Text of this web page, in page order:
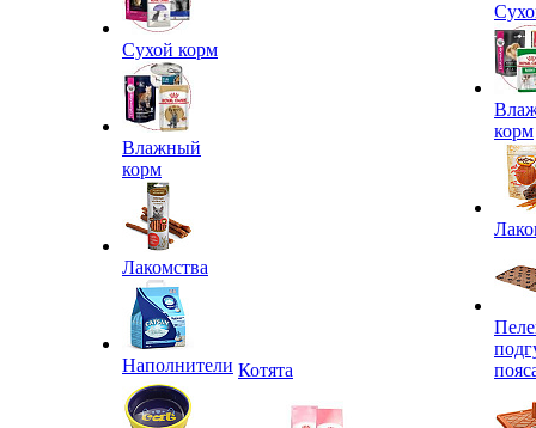
Сухой корм
Влажный
корм
Лакомства
Наполнители Котята
корм